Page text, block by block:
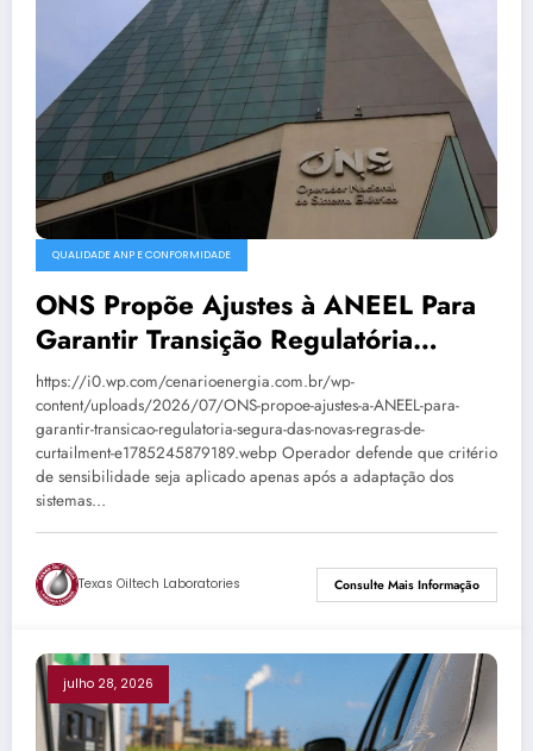
QUALIDADE ANP E CONFORMIDADE
ONS Propõe Ajustes à ANEEL Para
Garantir Transição Regulatória
Segura Das Novas Regras De
Curtailment
https://i0.wp.com/cenarioenergia.com.br/wp-
content/uploads/2026/07/ONS-propoe-ajustes-a-ANEEL-para-
garantir-transicao-regulatoria-segura-das-novas-regras-de-
curtailment-e1785245879189.webp Operador defende que critério
de sensibilidade seja aplicado apenas após a adaptação dos
sistemas…
Texas Oiltech Laboratories Consulte Mais Informação
julho 28, 2026